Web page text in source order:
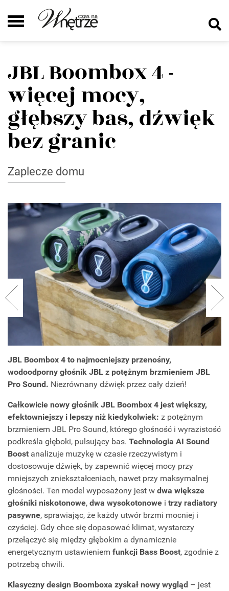
JBL Boombox 4 -
więcej mocy,
głębszy bas, dźwięk
bez granic
Zaplecze domu
JBL Boombox 4 to najmocniejszy przenośny,
wodoodporny głośnik JBL z potężnym brzmieniem JBL
Pro Sound. Niezrównany dźwięk przez cały dzień!
Całkowicie nowy głośnik JBL Boombox 4 jest większy,
efektowniejszy i lepszy niż kiedykolwiek: z potężnym
brzmieniem JBL Pro Sound, którego głośność i wyrazistość
podkreśla głęboki, pulsujący bas. Technologia AI Sound
Boost analizuje muzykę w czasie rzeczywistym i
dostosowuje dźwięk, by zapewnić więcej mocy przy
mniejszych zniekształceniach, nawet przy maksymalnej
głośności. Ten model wyposażony jest w dwa większe
głośniki niskotonowe, dwa wysokotonowe i trzy radiatory
pasywne, sprawiając, że każdy utwór brzmi mocniej i
czyściej. Gdy chce się dopasować klimat, wystarczy
przełączyć się między głębokim a dynamicznie
energetycznym ustawieniem funkcji Bass Boost, zgodnie z
potrzebą chwili.
Klasyczny design Boomboxa zyskał nowy wygląd – jest